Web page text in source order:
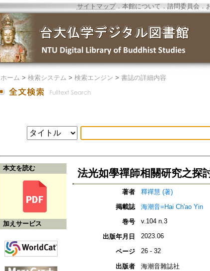
サイトマップ．本館について ． 諮問委員会．
ホーム > 検索システム > 検索エンジン > 書誌の詳細内容
本文を読む
加えサービス
法光如學禪師相關研究之探
著者
釋禪慧 (著)
掲載誌
海潮音=Hai Ch'ao Yin
巻号
v.104 n.3
出版年月日 2023.06
ページ 26 - 32
出版者
海潮音雜誌社